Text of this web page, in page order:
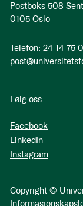
Postboks 508
0105 Oslo
Telefon: 24 14 75
Følg oss:
Facebook
LinkedIn
Instagram
Copyright ©